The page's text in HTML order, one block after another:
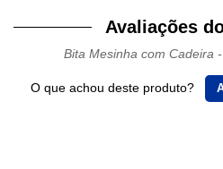
Avaliações
Bita Mesinha com Cadeira
O que achou deste produto?